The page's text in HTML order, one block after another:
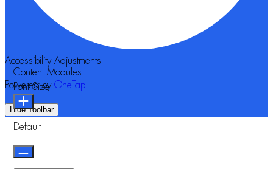
Accessibility Adjustments
Powered by OneTap
Hide Toolbar
Content Modules
Font Size
Default